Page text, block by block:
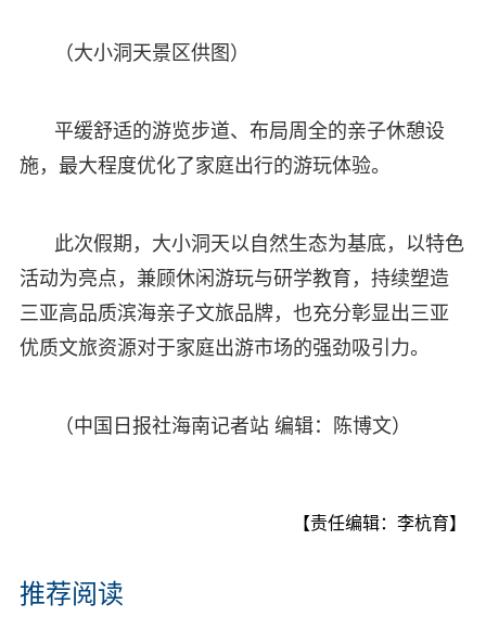
（大小洞天景区供图）
平缓舒适的游览步道、布局周全的亲子休憩设
施，最大程度优化了家庭出行的游玩体验。
此次假期，大小洞天以自然生态为基底，以特色
活动为亮点，兼顾休闲游玩与研学教育，持续塑造
三亚高品质滨海亲子文旅品牌，也充分彰显出三亚
优质文旅资源对于家庭出游市场的强劲吸引力。
（中国日报社海南记者站 编辑：陈博文）
【责任编辑：李杭育】
推荐阅读